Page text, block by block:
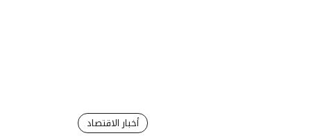
أخبار الاقتصاد